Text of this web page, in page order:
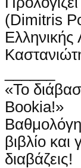
(Dimitris
Ελληνικής
«Το
Bookia!»
βιβλίο και
διαβάζεις!